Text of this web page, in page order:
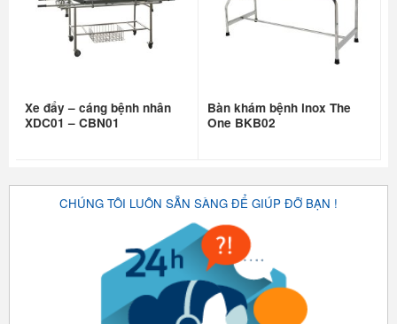
Xe đẩy – cáng bệnh nhân
XDC01 – CBN01
Bàn khám bệnh inox The
One BKB02
CHÚNG TÔI LUÔN SẴN SÀNG ĐỂ GIÚP ĐỠ BẠN !